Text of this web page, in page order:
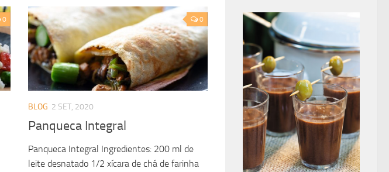
0 0
BLOG 2 SET, 2020
Panqueca Integral
Panqueca Integral Ingredientes: 200 ml de
leite desnatado 1/2 xícara de chá de farinha